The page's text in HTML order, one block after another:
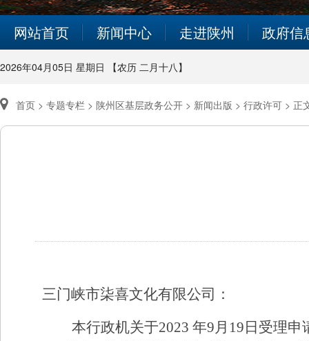
网站首页 新闻中心 走进陕州 政府信
2026年04月05日 星期日 【农历 二月十八】
首页 > 专题专栏 > 陕州区基层政务公开 > 新闻出版 > 行政许可 > 正
三门峡市柒喜文化有限公司：
本行政机关于2023 年9月19日受理